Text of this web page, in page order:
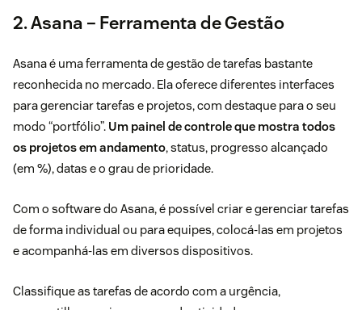
2. Asana – Ferramenta de Gestão
Asana é uma ferramenta de gestão de tarefas bastante
reconhecida no mercado. Ela oferece diferentes interfaces
para gerenciar tarefas e projetos, com destaque para o seu
modo “portfólio”. Um painel de controle que mostra todos
os projetos em andamento, status, progresso alcançado
(em %), datas e o grau de prioridade.
Com o software do Asana, é possível criar e gerenciar tarefas
de forma individual ou para equipes, colocá-las em projetos
e acompanhá-las em diversos dispositivos.
Classifique as tarefas de acordo com a urgência,